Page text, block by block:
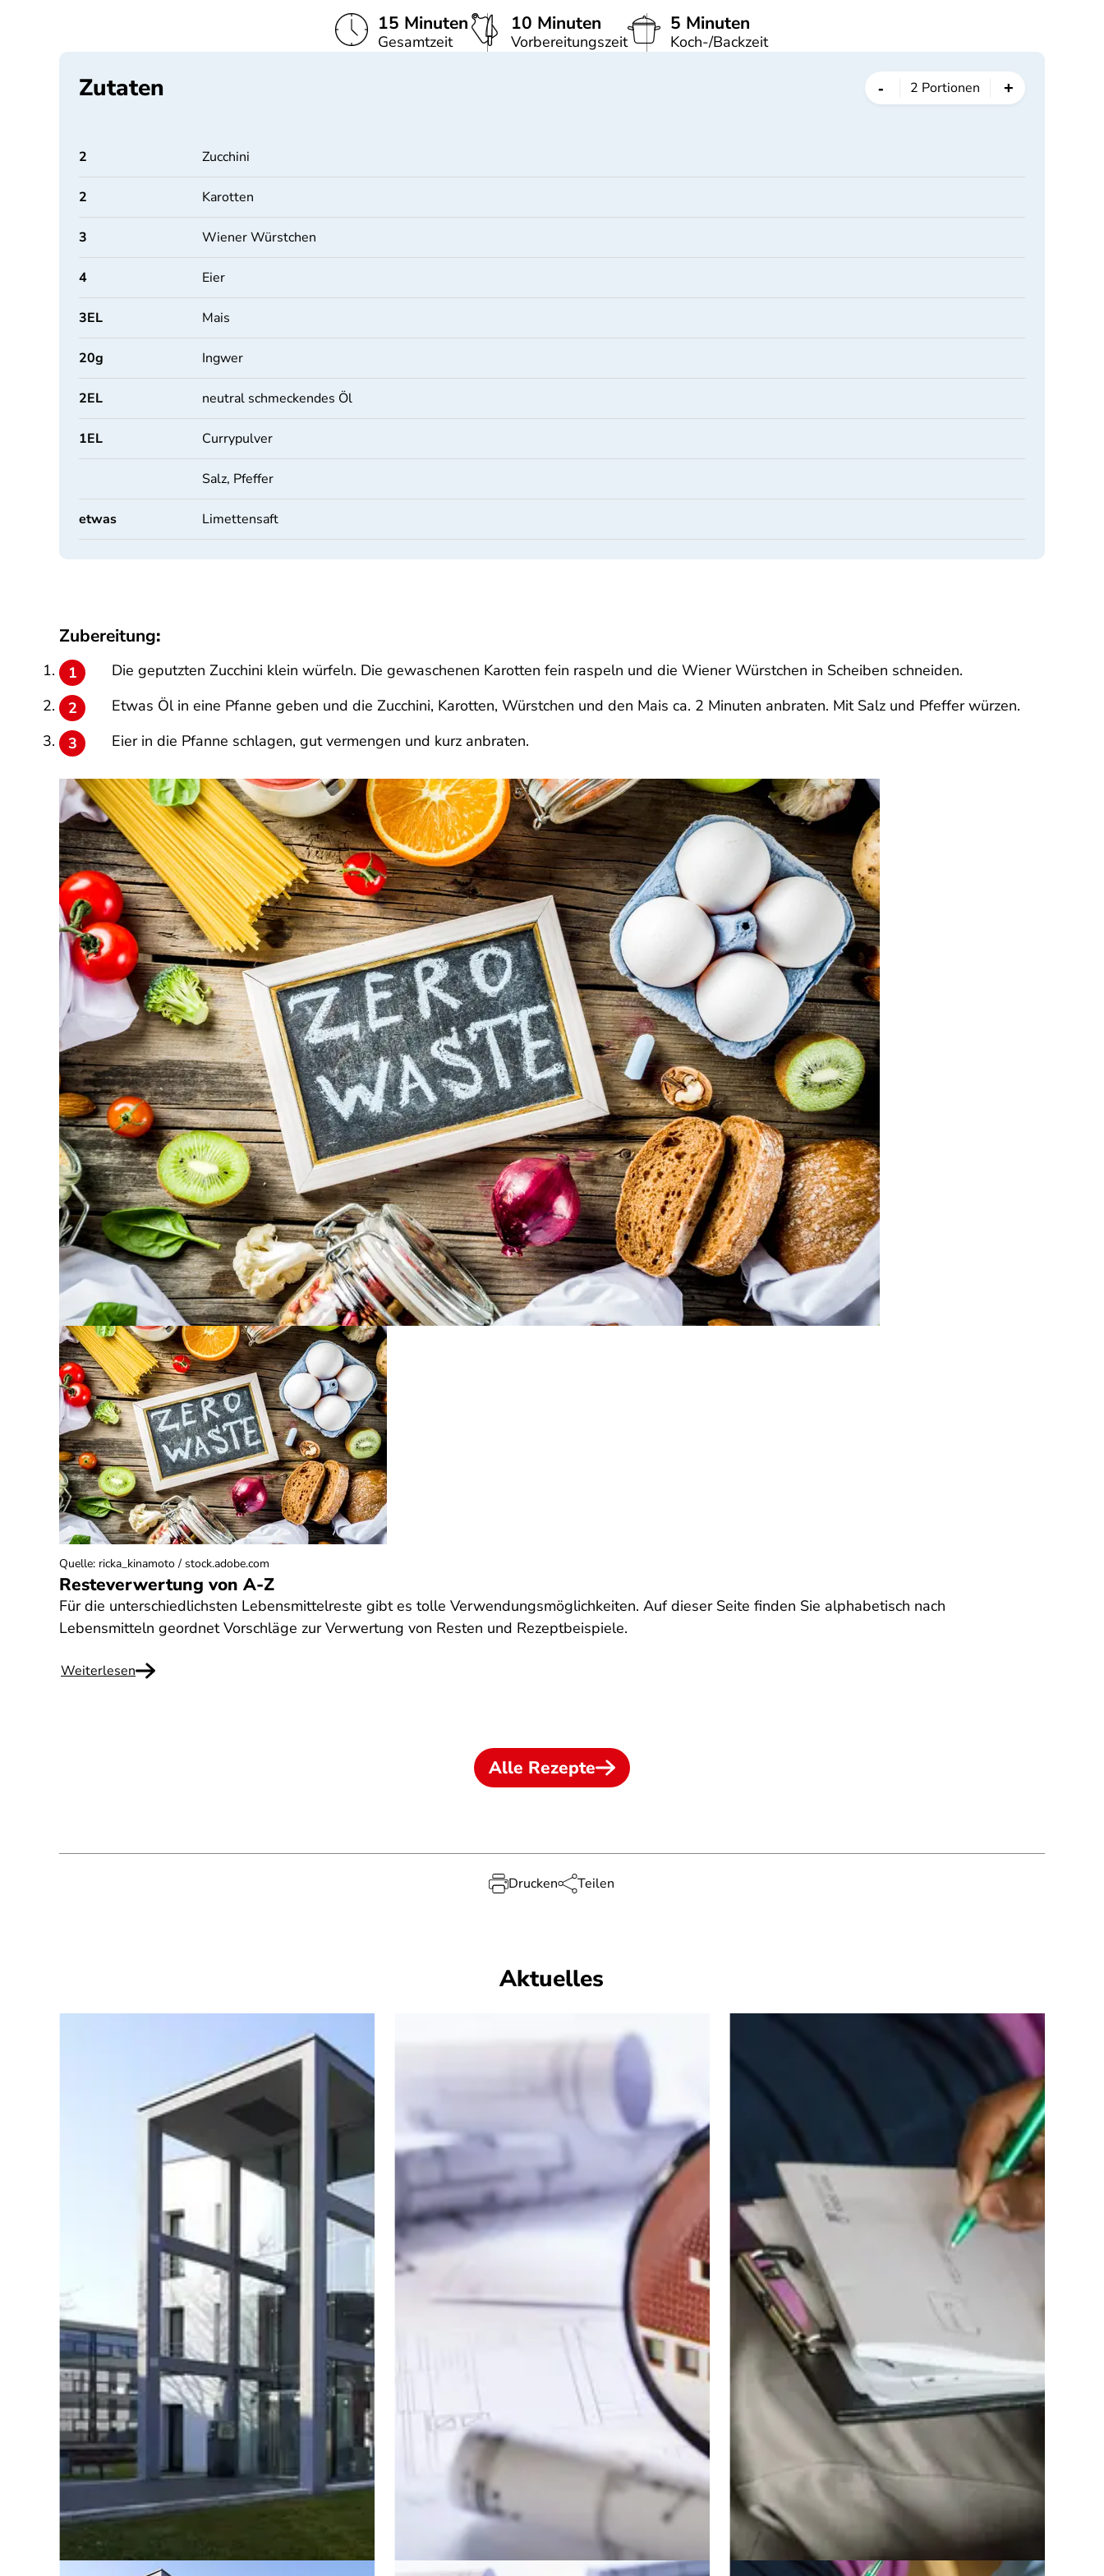
15 Minuten
Gesamtzeit
10 Minuten
Vorbereitungszeit
5 Minuten
Koch-/Backzeit
Zutaten - 2 Portionen +
2 Zucchini
2 Karotten
3 Wiener Würstchen
4 Eier
3EL Mais
20g Ingwer
2EL neutral schmeckendes Öl
1EL Currypulver
Salz, Pfeffer
etwas Limettensaft
Zubereitung:
Die geputzten Zucchini klein würfeln. Die gewaschenen Karotten fein raspeln und die Wiener Würstchen in Scheiben schneiden.
Etwas Öl in eine Pfanne geben und die Zucchini, Karotten, Würstchen und den Mais ca. 2 Minuten anbraten. Mit Salz und Pfeffer würzen.
Eier in die Pfanne schlagen, gut vermengen und kurz anbraten.
Resteverwertung von A-Z
Für die unterschiedlichsten Lebensmittelreste gibt es tolle Verwendungsmöglichkeiten. Auf dieser Seite finden Sie alphabetisch nach
Lebensmitteln geordnet Vorschläge zur Verwertung von Resten und Rezeptbeispiele.
Weiterlesen
Quelle: ricka_kinamoto / stock.adobe.com
Alle Rezepte
Drucken Teilen
Aktuelles